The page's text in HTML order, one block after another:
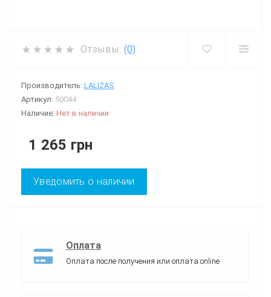
Отзывы: (0)
Производитель: LALIZAS
Артикул: 50044
Наличие: Нет в наличии
1 265 грн
Уведомить о наличии
Оплата
Оплата после получения или оплата online